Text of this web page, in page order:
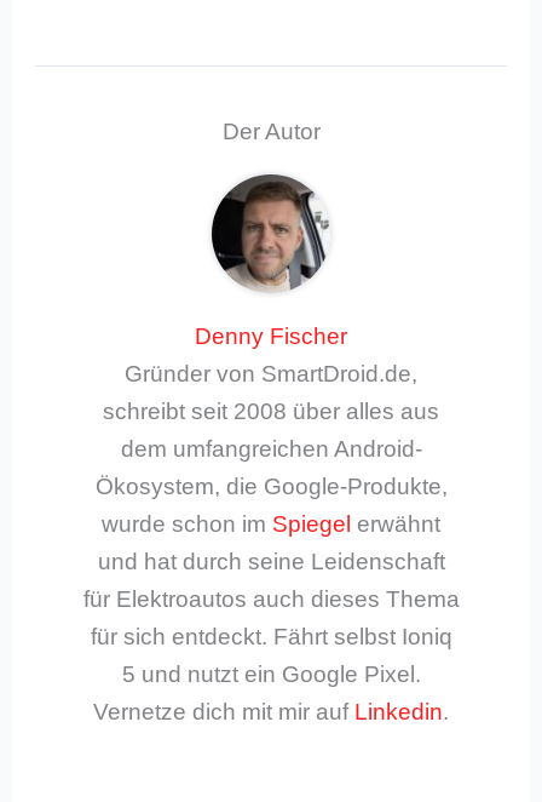
Der Autor
Denny Fischer
Gründer von SmartDroid.de,
schreibt seit 2008 über alles aus
dem umfangreichen Android-
Ökosystem, die Google-Produkte,
wurde schon im Spiegel erwähnt
und hat durch seine Leidenschaft
für Elektroautos auch dieses Thema
für sich entdeckt. Fährt selbst Ioniq
5 und nutzt ein Google Pixel.
Vernetze dich mit mir auf Linkedin.